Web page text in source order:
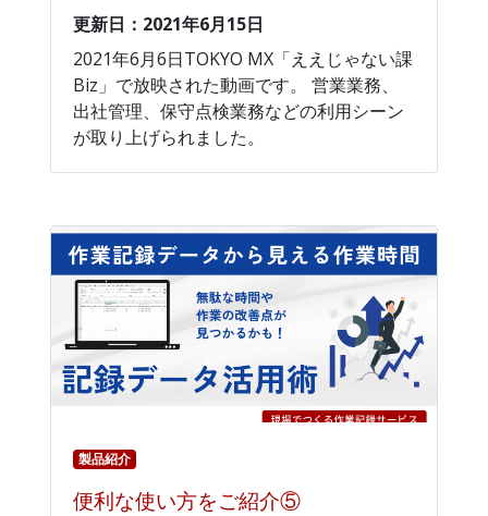
更新日：2021年6月15日
2021年6月6日TOKYO MX「ええじゃない課
Biz」で放映された動画です。 営業業務、
出社管理、保守点検業務などの利用シーン
が取り上げられました。
製品紹介
便利な使い方をご紹介⑤